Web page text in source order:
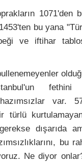
1071'den
bu yana
ve iftihar
var.
türlü
dışarıda
bu
Ne diyor